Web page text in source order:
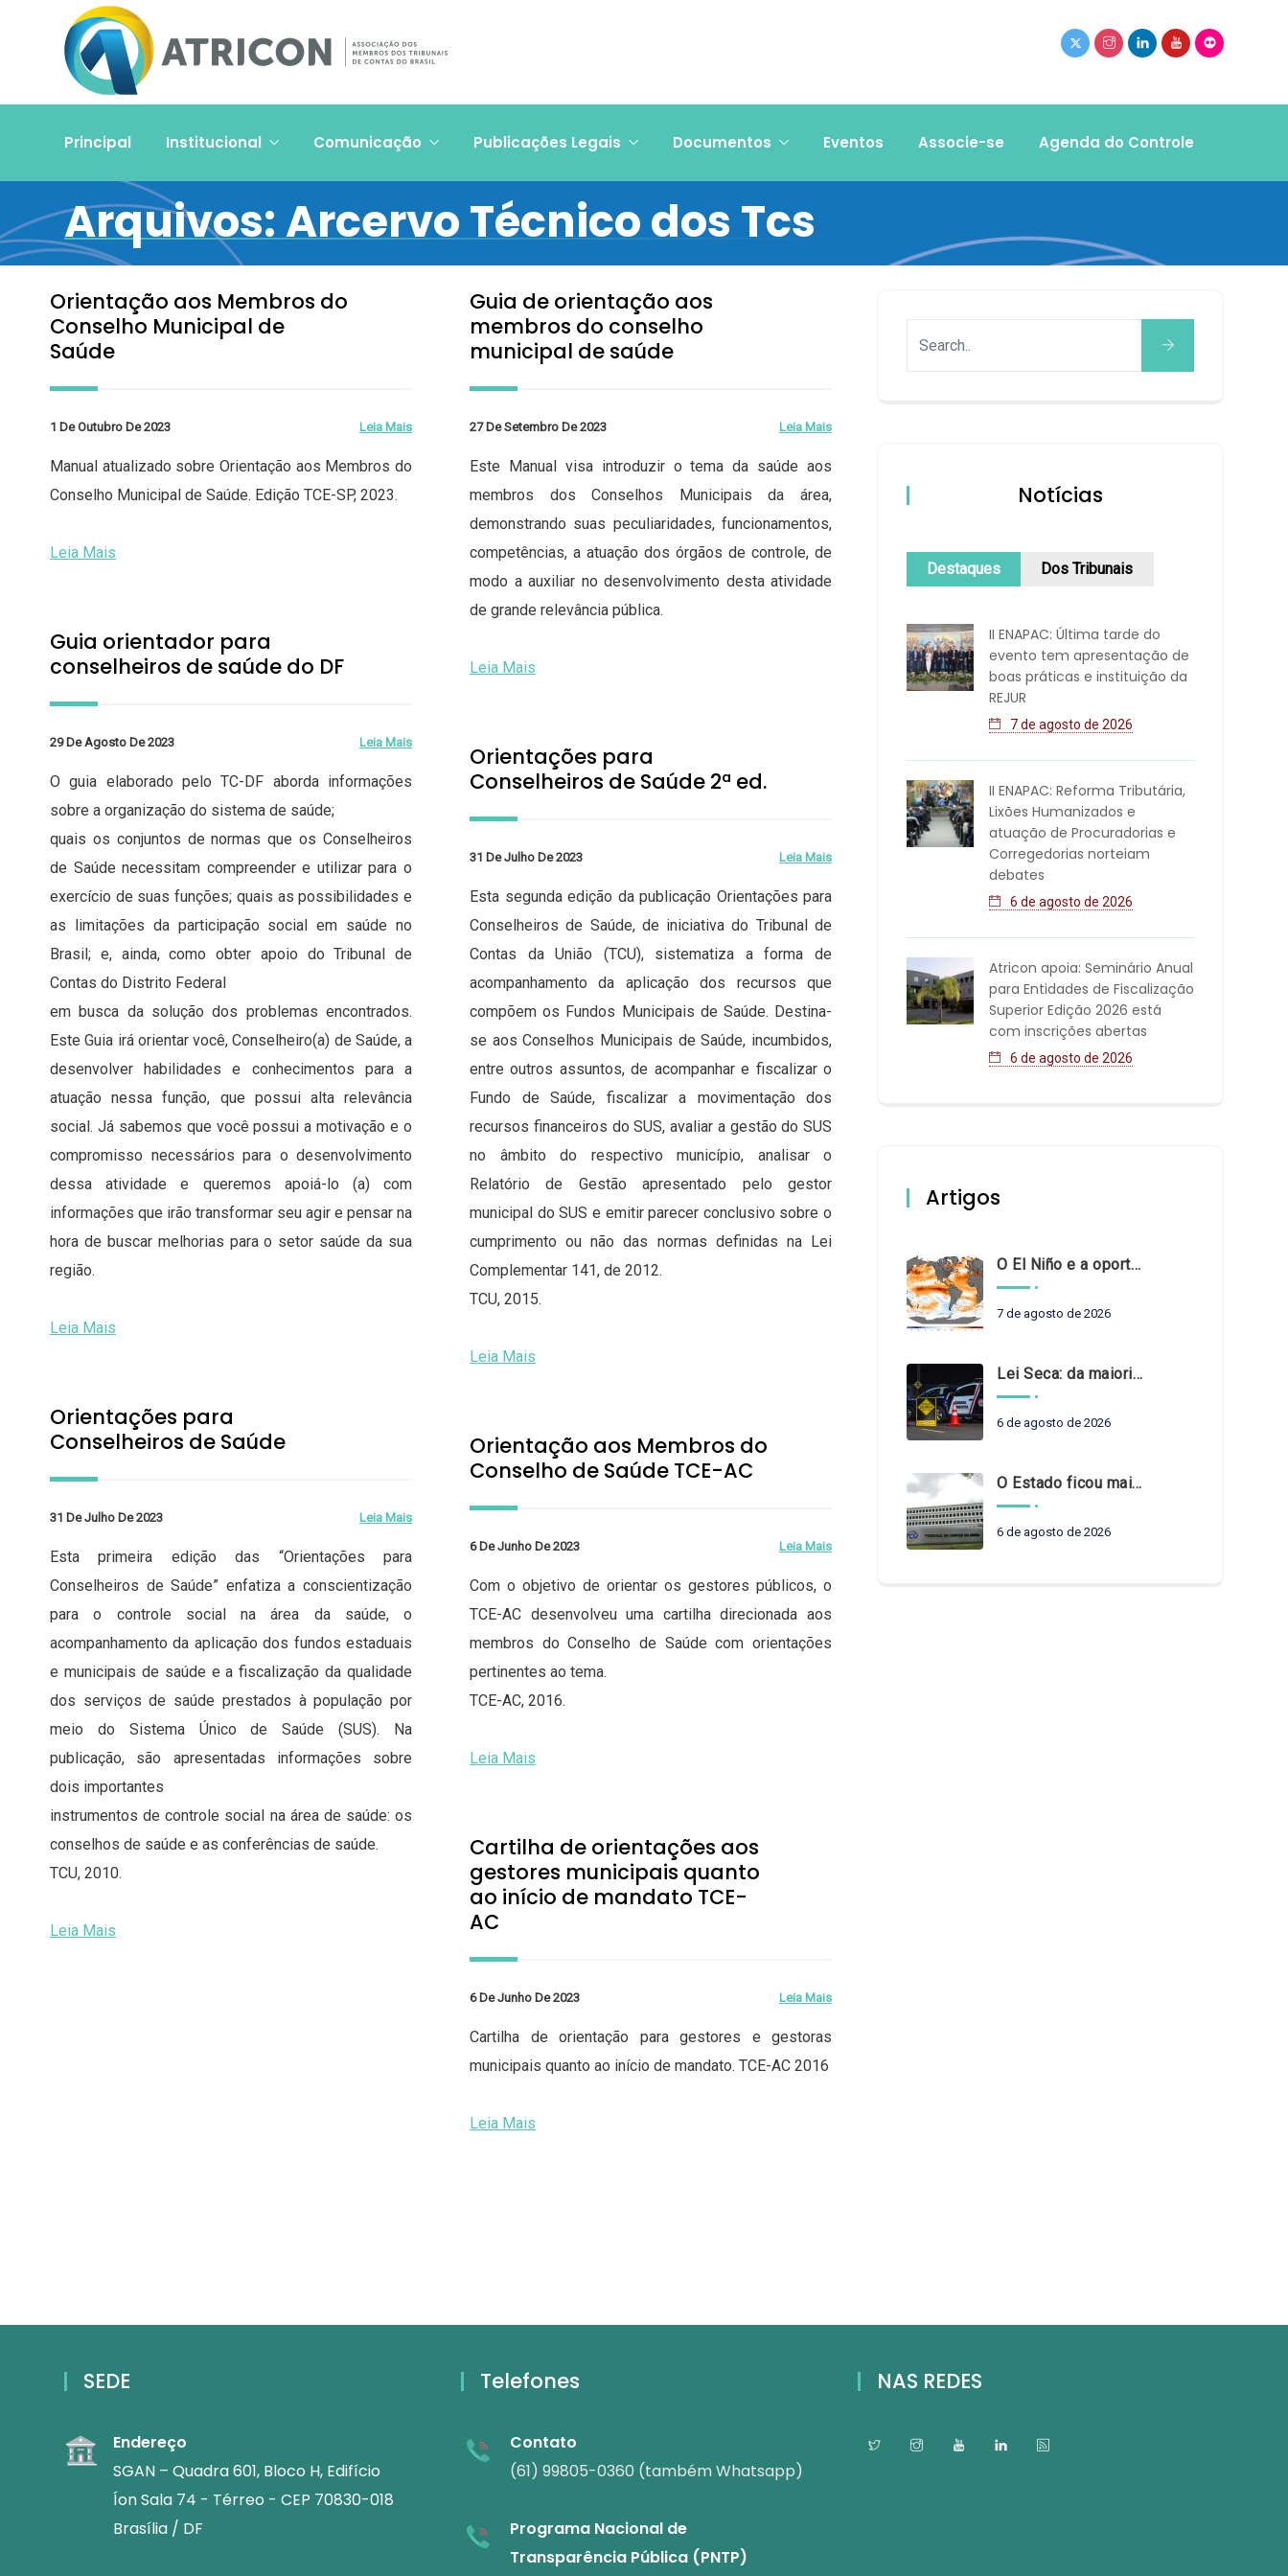
Principal Institucional Comunicação Publicações Legais Documentos Eventos Associe-se Agenda do Controle
Arquivos:Arcervo Técnico dos Tcs
Orientação aos Membros do
Conselho Municipal de
Saúde
1 De Outubro De 2023 Leia Mais
Manual atualizado sobre Orientação aos Membros do
Conselho Municipal de Saúde. Edição TCE-SP, 2023.
Leia Mais
Guia de orientação aos
membros do conselho
municipal de saúde
27 De Setembro De 2023 Leia Mais
Este Manual visa introduzir o tema da saúde aos
membros dos Conselhos Municipais da área,
demonstrando suas peculiaridades, funcionamentos,
competências, a atuação dos órgãos de controle, de
modo a auxiliar no desenvolvimento desta atividade
de grande relevância pública.
Leia Mais
Guia orientador para
conselheiros de saúde do DF
29 De Agosto De 2023 Leia Mais
O guia elaborado pelo TC-DF aborda informações
sobre a organização do sistema de saúde;
quais os conjuntos de normas que os Conselheiros
de Saúde necessitam compreender e utilizar para o
exercício de suas funções; quais as possibilidades e
as limitações da participação social em saúde no
Brasil; e, ainda, como obter apoio do Tribunal de
Contas do Distrito Federal
em busca da solução dos problemas encontrados.
Este Guia irá orientar você, Conselheiro(a) de Saúde, a
desenvolver habilidades e conhecimentos para a
atuação nessa função, que possui alta relevância
social. Já sabemos que você possui a motivação e o
compromisso necessários para o desenvolvimento
dessa atividade e queremos apoiá-lo (a) com
informações que irão transformar seu agir e pensar na
hora de buscar melhorias para o setor saúde da sua
região.
Leia Mais
Orientações para
Conselheiros de Saúde 2ª ed.
31 De Julho De 2023 Leia Mais
Esta segunda edição da publicação Orientações para
Conselheiros de Saúde, de iniciativa do Tribunal de
Contas da União (TCU), sistematiza a forma de
acompanhamento da aplicação dos recursos que
compõem os Fundos Municipais de Saúde. Destina-
se aos Conselhos Municipais de Saúde, incumbidos,
entre outros assuntos, de acompanhar e fiscalizar o
Fundo de Saúde, fiscalizar a movimentação dos
recursos financeiros do SUS, avaliar a gestão do SUS
no âmbito do respectivo município, analisar o
Relatório de Gestão apresentado pelo gestor
municipal do SUS e emitir parecer conclusivo sobre o
cumprimento ou não das normas definidas na Lei
Complementar 141, de 2012.
TCU, 2015.
Leia Mais
Orientações para
Conselheiros de Saúde
31 De Julho De 2023 Leia Mais
Esta primeira edição das “Orientações para
Conselheiros de Saúde” enfatiza a conscientização
para o controle social na área da saúde, o
acompanhamento da aplicação dos fundos estaduais
e municipais de saúde e a fiscalização da qualidade
dos serviços de saúde prestados à população por
meio do Sistema Único de Saúde (SUS). Na
publicação, são apresentadas informações sobre
dois importantes
instrumentos de controle social na área de saúde: os
conselhos de saúde e as conferências de saúde.
TCU, 2010.
Leia Mais
Orientação aos Membros do
Conselho de Saúde TCE-AC
6 De Junho De 2023 Leia Mais
Com o objetivo de orientar os gestores públicos, o
TCE-AC desenvolveu uma cartilha direcionada aos
membros do Conselho de Saúde com orientações
pertinentes ao tema.
TCE-AC, 2016.
Leia Mais
Cartilha de orientações aos
gestores municipais quanto
ao início de mandato TCE-
AC
6 De Junho De 2023 Leia Mais
Cartilha de orientação para gestores e gestoras
municipais quanto ao início de mandato. TCE-AC 2016
Leia Mais
Notícias
Destaques Dos Tribunais
II ENAPAC: Última tarde do
evento tem apresentação de
boas práticas e instituição da
REJUR
7 de agosto de 2026
II ENAPAC: Reforma Tributária,
Lixões Humanizados e
atuação de Procuradorias e
Corregedorias norteiam
debates
6 de agosto de 2026
Atricon apoia: Seminário Anual
para Entidades de Fiscalização
Superior Edição 2026 está
com inscrições abertas
6 de agosto de 2026
Artigos
O El Niño e a oportunidade de fortalecer o controle externo das políticas climáticas
7 de agosto de 2026
Lei Seca: da maioridade à maturidade
6 de agosto de 2026
O Estado ficou mais complexo. O controle precisa acompanhar
6 de agosto de 2026
SEDE
Endereço
SGAN – Quadra 601, Bloco H, Edifício
Íon Sala 74 - Térreo - CEP 70830-018
Brasília / DF
Telefones
Contato
(61) 99805-0360 (também Whatsapp)
Programa Nacional de
Transparência Pública (PNTP)
NAS REDES